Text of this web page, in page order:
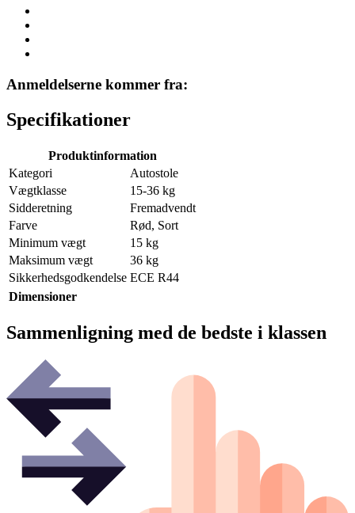
Anmeldelserne kommer fra:
Specifikationer
Produktinformation
Kategori
Autostole
Vægtklasse
15-36 kg
Sidderetning
Fremadvendt
Farve
Rød, Sort
Minimum vægt
15 kg
Maksimum vægt
36 kg
Sikkerhedsgodkendelse ECE R44
Dimensioner
Sammenligning med de bedste i klassen